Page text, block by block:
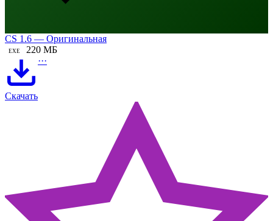
CS 1.6 — Оригинальная
EXE 220 МБ
Скачать
···